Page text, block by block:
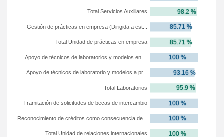
Total Unidad de relaciones internacionales
Reconocimiento de créditos como consecuencia de...
Tramitación de solicitudes de becas de intercambio
Total Laboratorios
Apoyo de técnicos de laboratorio y modelos a pr...
Apoyo de técnicos de laboratorios y modelos en ...
Total Unidad de prácticas en empresa
Gestión de prácticas en empresa (Dirigida a est...
Total Servicios Auxiliares